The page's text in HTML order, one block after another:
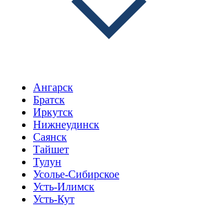
Ангарск
Братск
Иркутск
Нижнеудинск
Саянск
Тайшет
Тулун
Усолье-Сибирское
Усть-Илимск
Усть-Кут